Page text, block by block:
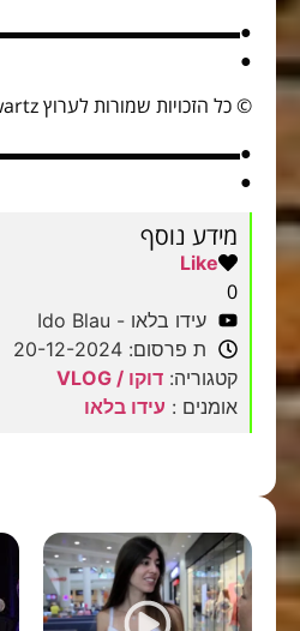
●
©️ כל הזכויות שמורות לערוץ Shaked Schwartz©️
●
מידע נוסף
Like
0
עידו בלאו - Ido Blau
ת פרסום: 20-12-2024
קטגוריה: דוקו / VLOG
אומנים : עידו בלאו